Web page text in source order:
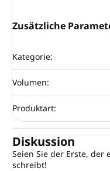
Zusätzliche
Kategorie:
Volumen:
Produktart:
Diskussion
Seien Sie der Erste, der
schreibt!